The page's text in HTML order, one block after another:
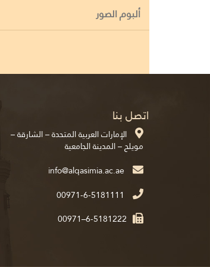
ألبوم الصور
اتصل بنا
الإمارات العربية المتحدة – الشارقة –
مويلح – المدينة الجامعية
00971-6-5181111
00971–6-5181222